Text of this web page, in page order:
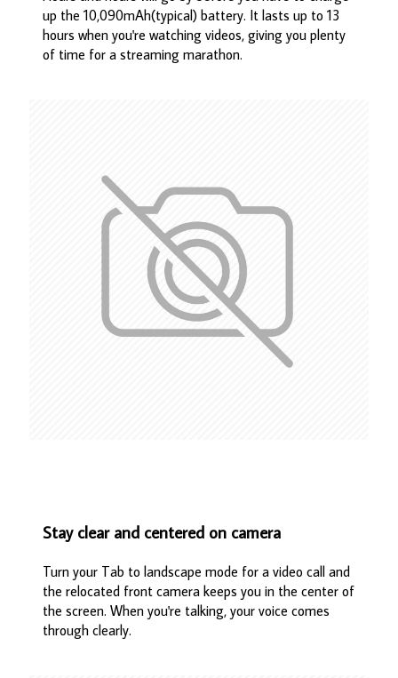
up the 10,090mAh(typical) battery. It lasts up to 13
hours when you're watching videos, giving you plenty
of time for a streaming marathon.
Stay clear and centered on camera
Turn your Tab to landscape mode for a video call and
the relocated front camera keeps you in the center of
the screen. When you're talking, your voice comes
through clearly.